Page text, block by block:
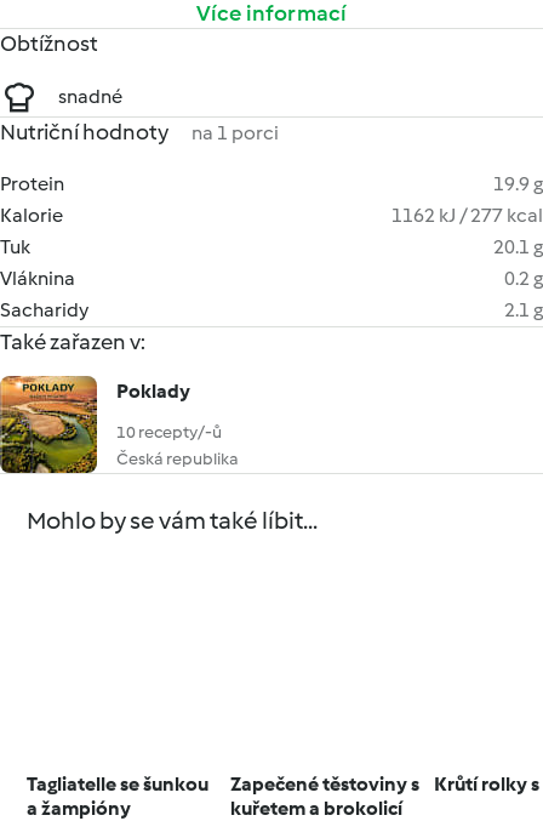
Více informací
Obtížnost
snadné
Nutriční hodnoty na 1 porci
Protein
19.9 g
Kalorie
1162 kJ / 277 kcal
Tuk
20.1 g
Vláknina
0.2 g
Sacharidy
2.1 g
Také zařazen v:
Poklady
10 recepty/-ů
Česká republika
Mohlo by se vám také líbit...
Tagliatelle se šunkou
a žampióny
Zapečené těstoviny s
kuřetem a brokolicí
Krůtí rolky